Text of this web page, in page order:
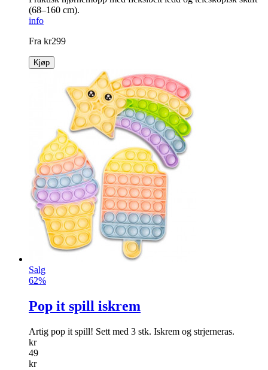
(68–160 cm).
info
Fra kr299
Kjøp
Salg
62%
Pop it spill iskrem
Artig pop it spill! Sett med 3 stk. Iskrem og strjerneras.
kr
49
kr